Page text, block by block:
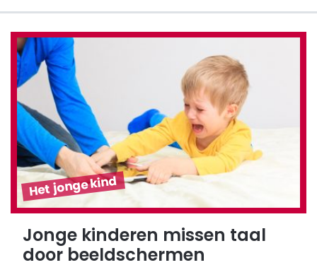
Het jonge kind
Jonge kinderen missen taal
door beeldschermen